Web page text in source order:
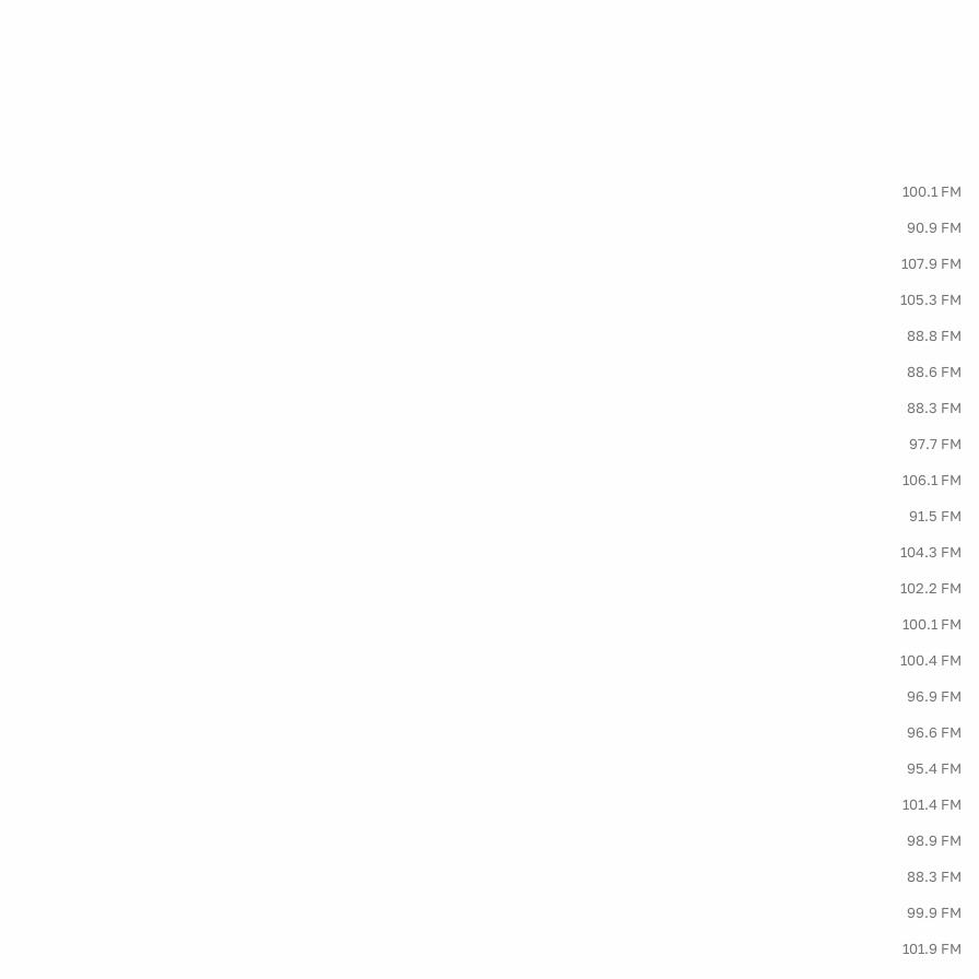
100.1 FM
90.9 FM
107.9 FM
105.3 FM
88.8 FM
88.6 FM
88.3 FM
97.7 FM
106.1 FM
91.5 FM
104.3 FM
102.2 FM
100.1 FM
100.4 FM
96.9 FM
96.6 FM
95.4 FM
101.4 FM
98.9 FM
88.3 FM
99.9 FM
101.9 FM